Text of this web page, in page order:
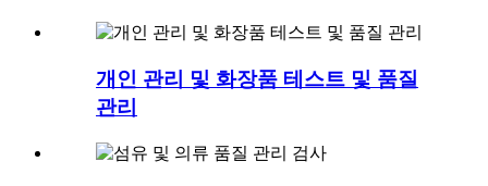
개인 관리 및 화장품 테스트 및 품질
관리